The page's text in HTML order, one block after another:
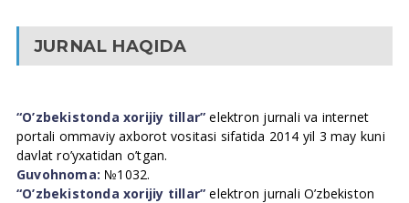
JURNAL HAQIDA
“O’zbekistonda xorijiy tillar” elektron jurnali va internet
portali ommaviy axborot vositasi sifatida 2014 yil 3 may kuni
davlat ro’yxatidan o’tgan.
Guvohnoma: №1032.
“O’zbekistonda xorijiy tillar” elektron jurnali O’zbekiston